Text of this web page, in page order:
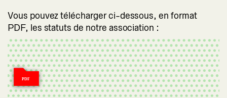
Vous pouvez télécharger ci-dessous, en format
PDF, les statuts de notre association :